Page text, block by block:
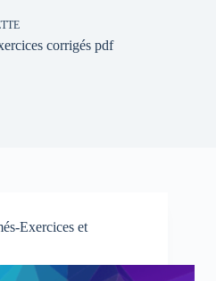
corrigés pdf
Exercices et